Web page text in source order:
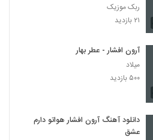
ربک موزیک
۲۱ بازدید
آرون افشار - عطر بهار
میلاد
۵۰۰ بازدید
دانلود آهنگ آرون افشار هواتو دارم
عشق